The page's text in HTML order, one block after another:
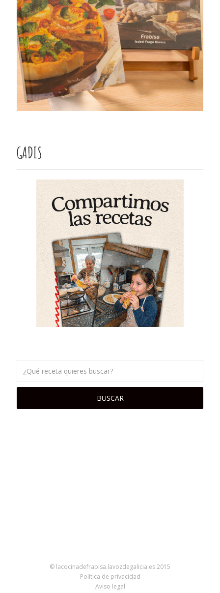
GADIS
© lacocinadefrabisa.lavozdegalicia.es 2015
Política de privacidad
Aviso legal